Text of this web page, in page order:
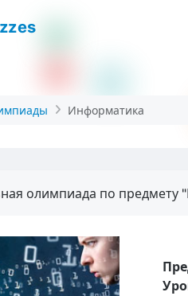
Информатика
олимпиада по